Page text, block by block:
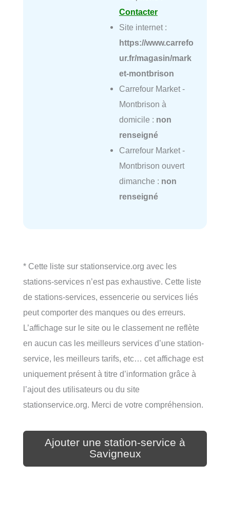
Contacter
Site internet :
https://www.carrefo
ur.fr/magasin/mark
et-montbrison
Carrefour Market -
Montbrison à
domicile : non
renseigné
Carrefour Market -
Montbrison ouvert
dimanche : non
renseigné
* Cette liste sur stationservice.org avec les
stations-services n’est pas exhaustive. Cette liste
de stations-services, essencerie ou services liés
peut comporter des manques ou des erreurs.
L’affichage sur le site ou le classement ne reflète
en aucun cas les meilleurs services d’une station-
service, les meilleurs tarifs, etc… cet affichage est
uniquement présent à titre d’information grâce à
l’ajout des utilisateurs ou du site
stationservice.org. Merci de votre compréhension.
Ajouter une station-service à
Savigneux